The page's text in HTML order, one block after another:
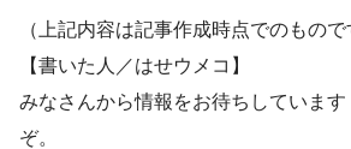
（上記内容は記事作成時点でのもので
【書いた人／はせウメコ】
みなさんから情報をお待ちしています
ぞ。